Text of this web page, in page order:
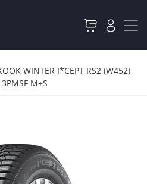
WINTER I*CEPT RS2 (W452)
M+S